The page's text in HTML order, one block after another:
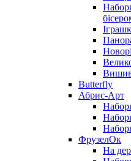
Butterfly
Абрис-Арт
ФрузелОк
На